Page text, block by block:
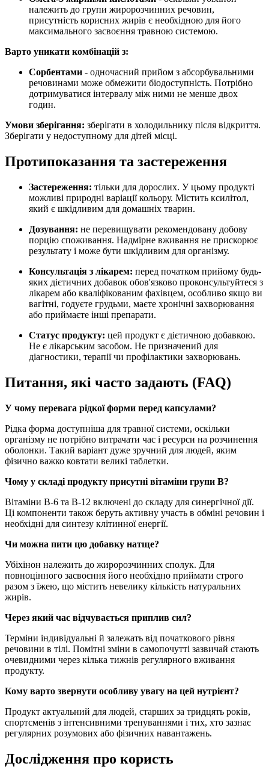
належить до групи жиророзчинних речовин,
присутність корисних жирів є необхідною для його
максимального засвоєння травною системою.
Варто уникати комбінацій з:
Сорбентами - одночасний прийом з абсорбувальними
речовинами може обмежити біодоступність. Потрібно
дотримуватися інтервалу між ними не менше двох
годин.
Умови зберігання: зберігати в холодильнику після відкриття.
Зберігати у недоступному для дітей місці.
Протипоказання та застереження
Застереження: тільки для дорослих. У цьому продукті
можливі природні варіації кольору. Містить ксилітол,
який є шкідливим для домашніх тварин.
Дозування: не перевищувати рекомендовану добову
порцію споживання. Надмірне вживання не прискорює
результату і може бути шкідливим для організму.
Консультація з лікарем: перед початком прийому будь-
яких дієтичних добавок обов'язково проконсультуйтеся з
лікарем або кваліфікованим фахівцем, особливо якщо ви
вагітні, годуєте грудьми, маєте хронічні захворювання
або приймаєте інші препарати.
Статус продукту: цей продукт є дієтичною добавкою.
Не є лікарським засобом. Не призначений для
діагностики, терапії чи профілактики захворювань.
Питання, які часто задають (FAQ)
У чому перевага рідкої форми перед капсулами?
Рідка форма доступніша для травної системи, оскільки
організму не потрібно витрачати час і ресурси на розчинення
оболонки. Такий варіант дуже зручний для людей, яким
фізично важко ковтати великі таблетки.
Чому у складі продукту присутні вітаміни групи B?
Вітаміни B-6 та B-12 включені до складу для синергічної дії.
Ці компоненти також беруть активну участь в обміні речовин і
необхідні для синтезу клітинної енергії.
Чи можна пити цю добавку натще?
Убіхінон належить до жиророзчинних сполук. Для
повноцінного засвоєння його необхідно приймати строго
разом з їжею, що містить невелику кількість натуральних
жирів.
Через який час відчувається приплив сил?
Терміни індивідуальні й залежать від початкового рівня
речовини в тілі. Помітні зміни в самопочутті зазвичай стають
очевидними через кілька тижнів регулярного вживання
продукту.
Кому варто звернути особливу увагу на цей нутрієнт?
Продукт актуальний для людей, старших за тридцять років,
спортсменів з інтенсивними тренуваннями і тих, хто зазнає
регулярних розумових або фізичних навантажень.
Дослідження про користь